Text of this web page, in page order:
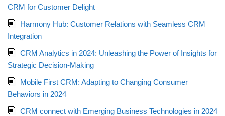
CRM for Customer Delight
Harmony Hub: Customer Relations with Seamless CRM
Integration
CRM Analytics in 2024: Unleashing the Power of Insights for
Strategic Decision-Making
Mobile First CRM: Adapting to Changing Consumer
Behaviors in 2024
CRM connect with Emerging Business Technologies in 2024